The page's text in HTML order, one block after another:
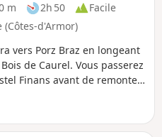
m 2h 50
Facile
d'Armor)
vers Porz Braz en longeant
de Caurel. Vous passerez
Finans avant de remonter